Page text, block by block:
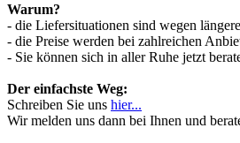
Warum?
- die Liefersituationen sind wegen
- die Preise werden bei zahlreichen
- Sie können sich in aller Ruhe jetzt
Der einfachste Weg:
Schreiben Sie uns hier...
Wir melden uns dann bei Ihnen und